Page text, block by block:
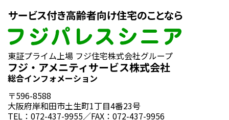
東証プライム上場 フジ住宅株式会社グループ
フジ・アメニティサービス株式会社
総合インフォメーション
〒596-8588
大阪府岸和田市土生町1丁目4番23号
TEL：072-437-9955／FAX：072-437-9956